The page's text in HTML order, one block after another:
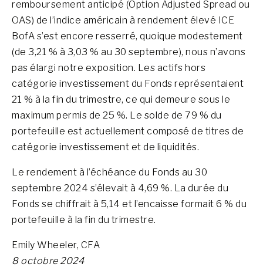
remboursement anticipé (Option Adjusted Spread ou
OAS) de l’indice américain à rendement élevé ICE
BofA s’est encore resserré, quoique modestement
(de 3,21 % à 3,03 % au 30 septembre), nous n’avons
pas élargi notre exposition. Les actifs hors
catégorie investissement du Fonds représentaient
21 % à la fin du trimestre, ce qui demeure sous le
maximum permis de 25 %. Le solde de 79 % du
portefeuille est actuellement composé de titres de
catégorie investissement et de liquidités.
Le rendement à l’échéance du Fonds au 30
septembre 2024 s’élevait à 4,69 %. La durée du
Fonds se chiffrait à 5,14 et l’encaisse formait 6 % du
portefeuille à la fin du trimestre.
Emily Wheeler, CFA
8 octobre 2024